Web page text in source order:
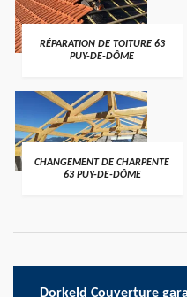
RÉPARATION DE TOITURE 63
PUY-DE-DÔME
CHANGEMENT DE CHARPENTE
63 PUY-DE-DÔME
Dorkeld Couverture